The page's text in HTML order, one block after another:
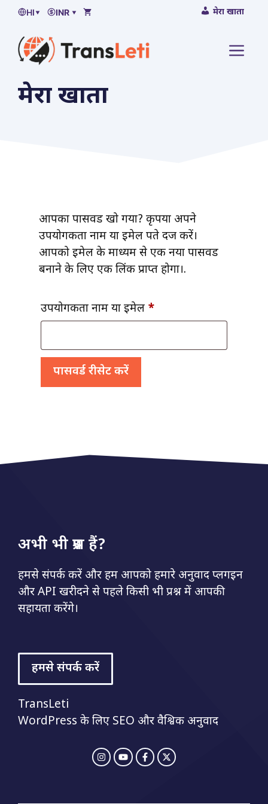
सामग्रीHI▾ INR ▾ मेरा खाता
मेनू
मेरा खाता
आपका पासवर्ड खो गया? कृपया अपने
उपयोगकर्ता नाम या ईमेल पते दर्ज करें।
आपको ईमेल के माध्यम से एक नया पासवर्ड
बनाने के लिए एक लिंक प्राप्त होगा।.
उपयोगकर्ता नाम या ईमेल *
पासवर्ड रीसेट करें
अभी भी प्रश्न हैं?
हमसे संपर्क करें और हम आपको हमारे अनुवाद प्लगइन
और API खरीदने से पहले किसी भी प्रश्न में आपकी
सहायता करेंगे।
हमसे संपर्क करें
TransLeti
WordPress के लिए SEO और वैश्विक अनुवाद